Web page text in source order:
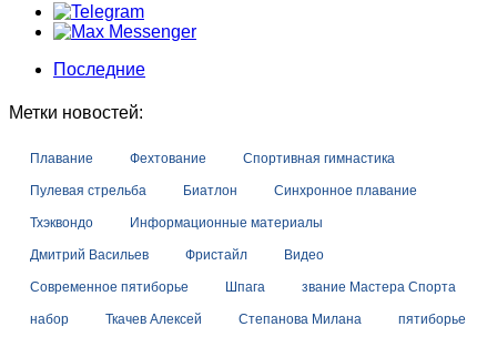
Последние
Метки новостей:
Плавание Фехтование Спортивная гимнастика
Пулевая стрельба Биатлон Синхронное плавание
Тхэквондо Информационные материалы
Дмитрий Васильев Фристайл Видео
Современное пятиборье Шпага звание Мастера Спорта
набор Ткачев Алексей Степанова Милана пятиборье